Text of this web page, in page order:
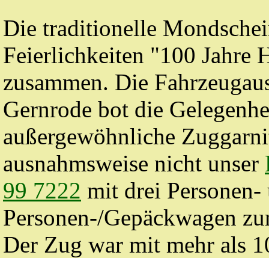
Die traditionelle
Feierlichkeiten "100 Jahre
zusammen. Die
Gernrode bot die
außergewöhnliche
ausnahmsweise nicht unser
99 7222 mit drei
Personen-/Gepäckwagen
Der Zug war mit mehr als